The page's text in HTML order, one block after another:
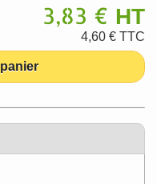
3,83 € HT
4,60 € TTC